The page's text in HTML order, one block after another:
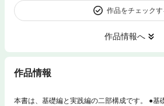
作品をチェックす
作品情報へ
作品情報
本書は、基礎編と実践編の二部構成です。 ●基